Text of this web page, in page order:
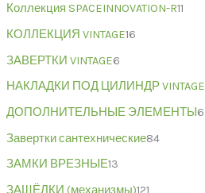
Коллекция SPACEINNOVATION-R11
КОЛЛЕКЦИЯ VINTAGE16
ЗАВЕРТКИ VINTAGE6
НАКЛАДКИ ПОД ЦИЛИНДР VINTAGE
ДОПОЛНИТЕЛЬНЫЕ ЭЛЕМЕНТЫ 6
Завертки сантехнические84
ЗАМКИ ВРЕЗНЫЕ13
ЗАЩЁЛКИ (механизмы)121